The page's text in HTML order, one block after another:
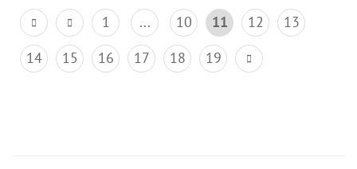
1 ... 10 11 12
13
14
15 16 17 18 19